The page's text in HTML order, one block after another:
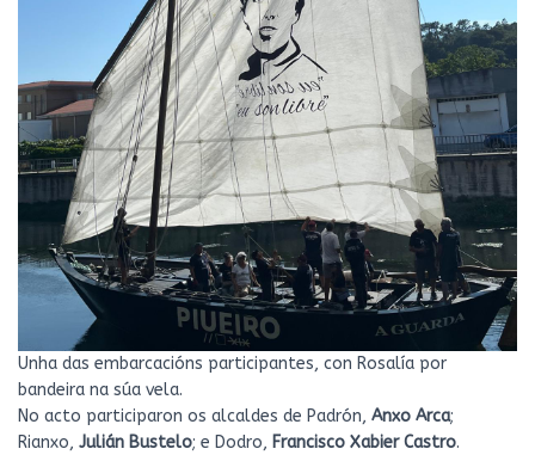
Unha das embarcacións participantes, con Rosalía por
bandeira na súa vela.
No acto participaron os alcaldes de Padrón, Anxo Arca;
Rianxo, Julián Bustelo; e Dodro, Francisco Xabier Castro.